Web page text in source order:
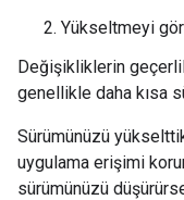
Yükseltmeyi
Değişikliklerin
genellikle daha kısa
Sürümünüzü
uygulama erişimi
sürümünüzü